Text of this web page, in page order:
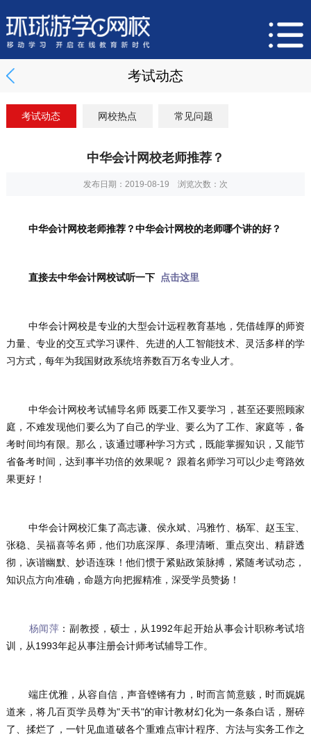
考试动态
考试动态 网校热点 常见问题
中华会计网校老师推荐？
发布日期：2019-08-19 浏览次数： 次
中华会计网校老师推荐？中华会计网校的老师哪个讲的好？
直接去中华会计网校试听一下 点击这里
	中华会计网校是专业的大型会计远程教育基地，凭借雄厚的师资
力量、专业的交互式学习课件、先进的人工智能技术、灵活多样的学
习方式，每年为我国财政系统培养数百万名专业人才。
	中华会计网校考试辅导名师 既要工作又要学习，甚至还要照顾家
庭，不难发现他们要么为了自己的学业、要么为了工作、家庭等，备
考时间均有限。那么，该通过哪种学习方式，既能掌握知识，又能节
省备考时间，达到事半功倍的效果呢？ 跟着名师学习可以少走弯路效
果更好！
	中华会计网校汇集了高志谦、侯永斌、冯雅竹、杨军、赵玉宝、
张稳、吴福喜等名师，他们功底深厚、条理清晰、重点突出、精辟透
彻，诙谐幽默、妙语连珠！他们惯于紧贴政策脉搏，紧随考试动态，
知识点方向准确，命题方向把握精准，深受学员赞扬！
杨闻萍 ：副教授，硕士，从1992年起开始从事会计职称考试培
训，从1993年起从事注册会计师考试辅导工作。
	端庄优雅，从容自信，声音铿锵有力，时而言简意赅，时而娓娓
道来，将几百页学员尊为"天书"的审计教材幻化为一条条白话，掰碎
了、揉烂了，一针见血道破各个重难点审计程序、方法与实务工作之